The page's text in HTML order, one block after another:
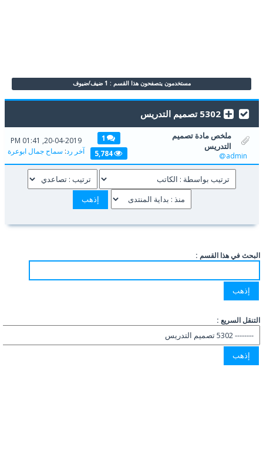
مستخدمون يتصفحون هذا القسم : 1 ضيف/ضيوف
5302 تصميم التدريس
ملخص مادة تصميم
التدريس
admin
1
5,784
20-04-2019, 01:41 PM
آخر رد:سماح جمال ابوعرة
البحث في هذا القسم :
التنقل السريع :